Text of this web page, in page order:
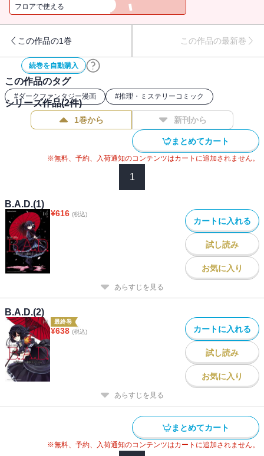
フロアで使える
この作品の1巻 この作品の最新巻
続巻を自動購入
この作品のタグ
#ダークファンタジー漫画 #推理・ミステリーコミック
シリーズ作品(2件)
1巻から 新刊から
まとめてカート
※無料、予約、入荷通知のコンテンツはカートに追加されません。
1
B.A.D.(1)
¥616 (税込)
カートに入れる
試し読み
お気に入り
あらすじを見る
B.A.D.(2)
最終巻
¥638 (税込) カートに入れる
試し読み
お気に入り
あらすじを見る
まとめてカート
※無料、予約、入荷通知のコンテンツはカートに追加されません。